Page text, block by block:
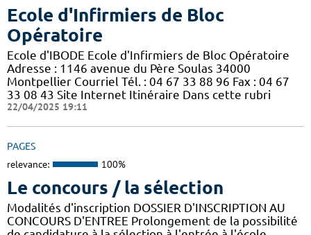
Ecole d'Infirmiers de Bloc
Opératoire
Ecole d'IBODE Ecole d'Infirmiers de Bloc Opératoire
Adresse : 1146 avenue du Père Soulas 34000
Montpellier Courriel Tél. : 04 67 33 88 96 Fax : 04 67
33 08 43 Site Internet Itinéraire Dans cette rubri
22/04/2025 19:11
PAGES
relevance: 100%
Le concours / la sélection
Modalités d'inscription DOSSIER D'INSCRIPTION AU
CONCOURS D'ENTREE Prolongement de la possibilité